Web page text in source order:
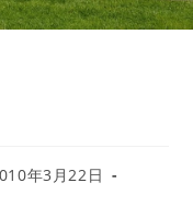
年3月22日